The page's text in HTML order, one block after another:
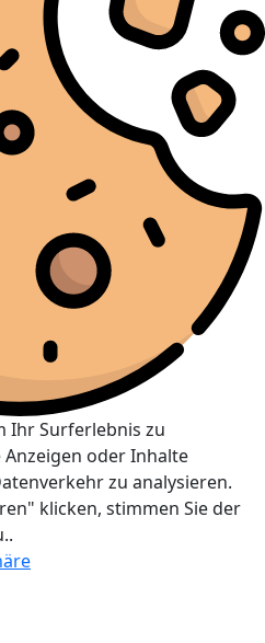
Ihr Surferlebnis zu
oder Inhalte
zu analysieren.
klicken, stimmen Sie der